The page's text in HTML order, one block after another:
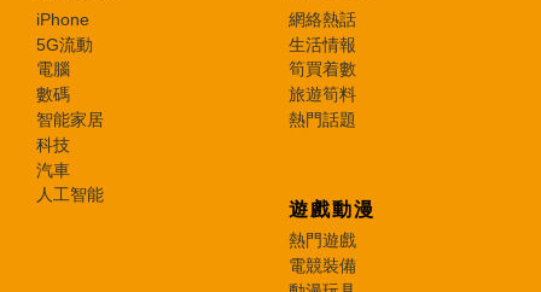
iPhone
5G流動
電腦
數碼
智能家居
科技
汽車
人工智能
網絡熱話
生活情報
筍買着數
旅遊筍料
熱門話題
遊戲動漫
熱門遊戲
電競裝備